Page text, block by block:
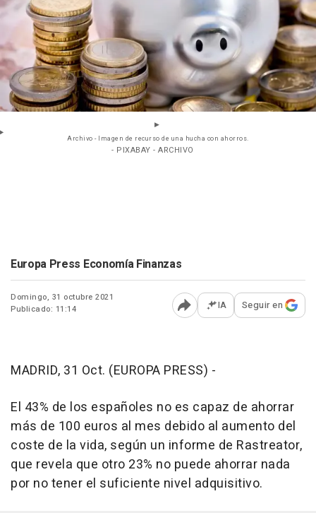
Archivo - Imagen de recurso de una hucha con ahorros.
- PIXABAY - ARCHIVO
Europa Press Economía Finanzas
Domingo, 31 octubre 2021
Publicado: 11:14
Abrir opciones para
IA Seguir en
MADRID, 31 Oct. (EUROPA PRESS) -
El 43% de los españoles no es capaz de ahorrar
más de 100 euros al mes debido al aumento del
coste de la vida, según un informe de Rastreator,
que revela que otro 23% no puede ahorrar nada
por no tener el suficiente nivel adquisitivo.